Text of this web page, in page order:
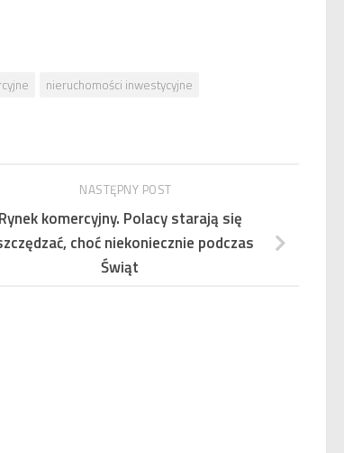
nieruchomości inwestycyjne
NASTĘPNY POST
Rynek komercyjny. Polacy starają się
choć niekoniecznie podczas
Świąt